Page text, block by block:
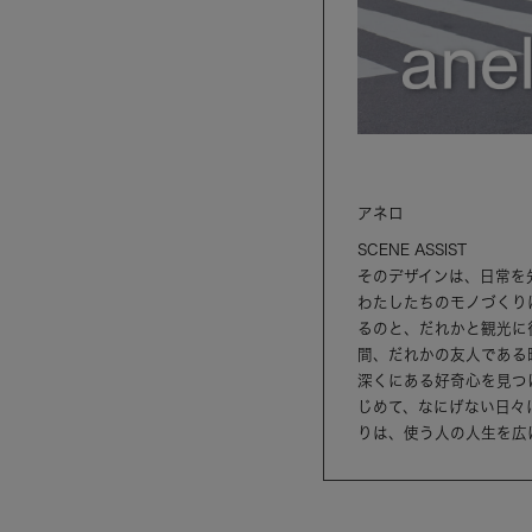
アネロ
SCENE ASSIST
そのデザインは、日常を
わたしたちのモノづく
るのと、だれかと観光
間、だれかの友人であ
深くにある好奇心を見
じめて、なにげない日
りは、使う人の人生を